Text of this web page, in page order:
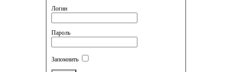
Логин
Пароль
Запомнить